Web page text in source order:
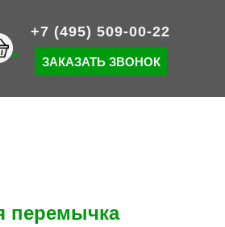
+7 (495) 509-00-22
ЗАКАЗАТЬ ЗВОНОК
перемычка